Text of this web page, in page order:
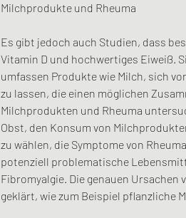
Milchprodukte und Rheuma
Es gibt jedoch auch Studien, dass
Vitamin D und hochwertiges Eiweiß.
umfassen Produkte wie Milch, sich
zu lassen, die einen möglichen
Milchprodukten und Rheuma
Obst, den Konsum von
zu wählen, die Symptome von
potenziell problematische
Fibromyalgie. Die genauen
geklärt, wie zum Beispiel pflanzliche